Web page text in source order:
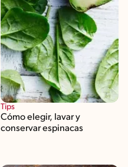
Tips
Cómo elegir, lavar y
conservar espinacas